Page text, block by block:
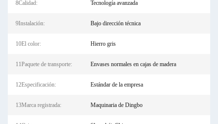
8Calidad: Tecnología avanzada
9Instalación: Bajo dirección técnica
10El color: Hierro gris
11Paquete de transporte: Envases normales en cajas de madera
12Especificación: Estándar de la empresa
13Marca registrada: Maquinaria de Dingbo